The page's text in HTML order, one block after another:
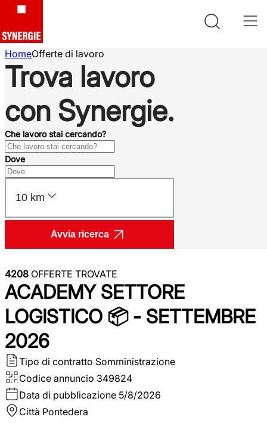
HomeOfferte di lavoro
Trova lavoro
con Synergie.
Che lavoro stai cercando?
Dove
10 km
Avvia ricerca
4208 OFFERTE TROVATE
ACADEMY SETTORE
LOGISTICO 📦 - SETTEMBRE
2026
Tipo di contratto Somministrazione
Codice annuncio 349824
Data di pubblicazione 5/8/2026
Città Pontedera